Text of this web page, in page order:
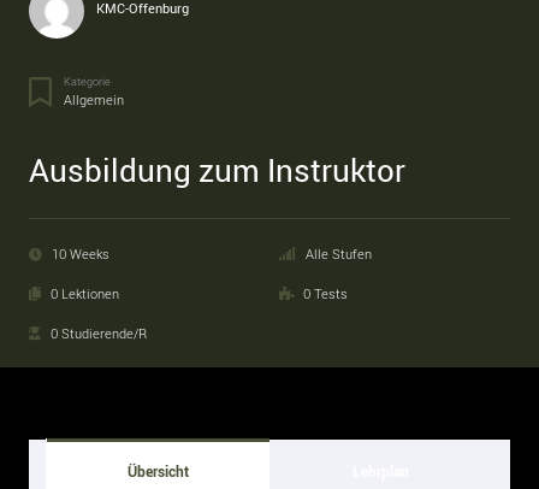
KMC-Offenburg
Kategorie
Allgemein
Ausbildung zum Instruktor
10 Weeks Alle Stufen
0 Lektionen 0 Tests
0 Studierende/r
Übersicht